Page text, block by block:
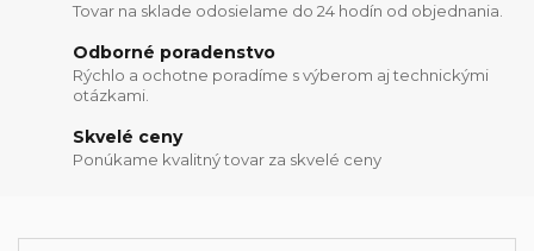
Tovar na sklade odosielame do 24 hodín od objednania.
Odborné poradenstvo
Rýchlo a ochotne poradíme s výberom aj technickými
otázkami.
Skvelé ceny
Ponúkame kvalitný tovar za skvelé ceny